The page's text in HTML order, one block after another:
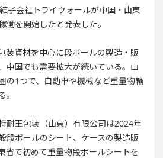
子会社トライウォールが中国・山東
働を開始したと発表した。
装資材を中心に段ボールの製造・販
中国でも需要拡大が続いている。山
の1つで、自動車や機械など重量物輸
耐王包装（山東）有限公司は2024年
段ボールのシート、ケースの製造販
省で初めて重量物段ボールシートを